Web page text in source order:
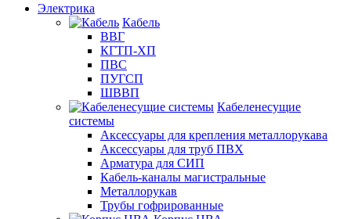
Электрика
Кабель
ВВГ
КГТП-ХП
ПВС
ПУГСП
ШВВП
Кабеленесущие
системы
Аксессуары для крепления металлорукава
Аксессуары для труб ПВХ
Арматура для СИП
Кабель-каналы магистральные
Металлорукав
Трубы гофрированные